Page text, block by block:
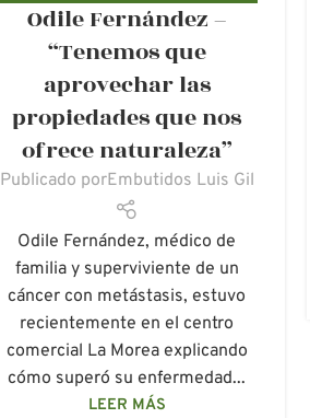
PRODUCTOS ECOLÓGICOS
Odile Fernández –
“Tenemos que
aprovechar las
propiedades que nos
ofrece naturaleza”
Publicado porEmbutidos Luis Gil
Odile Fernández, médico de
familia y superviviente de un
cáncer con metástasis, estuvo
recientemente en el centro
comercial La Morea explicando
cómo superó su enfermedad...
LEER MÁS